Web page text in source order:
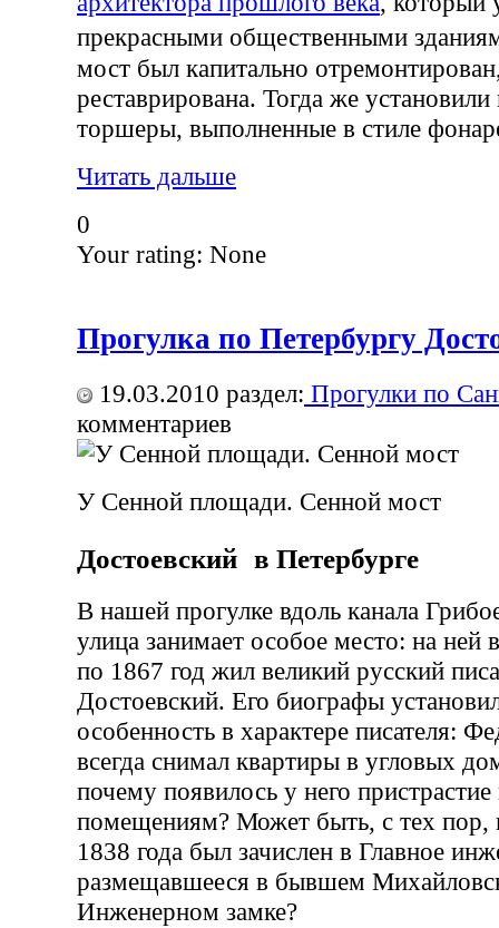
прекрасными общественными
мост был капитально
реставрирована. Тогда же
торшеры, выполненные в стиле
Читать дальше
0
Your rating: None
Прогулка по Петербургу
19.03.2010 раздел: Прогулки по
комментариев
У Сенной площади. Сенной мост
Достоевский в Петербурге
В нашей прогулке вдоль канала
улица занимает особое место: на ней
по 1867 год жил великий русский
Достоевский. Его биографы
особенность в характере писателя:
всегда снимал квартиры в угловых
почему появилось у него
помещениям? Может быть, с тех пор,
1838 года был зачислен в Главное
размещавшееся в бывшем
Инженерном замке?